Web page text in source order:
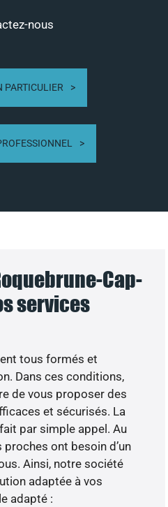
nous
PARTICULIER
Cap-
services
tous formés et
Dans ces conditions,
de vous proposer des
et sécurisés. La
par simple appel. Au
ont besoin d’un
Ainsi, notre société
adaptée à vos
adapté :